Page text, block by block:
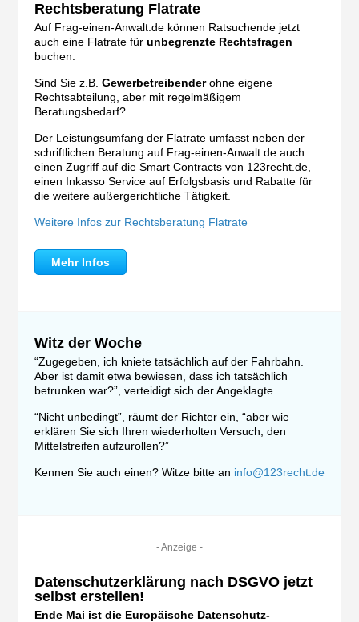
Rechtsberatung Flatrate
Auf Frag-einen-Anwalt.de können Ratsuchende jetzt
auch eine Flatrate für unbegrenzte Rechtsfragen
buchen.
Sind Sie z.B. Gewerbetreibenderohne eigene
Rechtsabteilung, aber mit regelmäßigem
Beratungsbedarf?
Der Leistungsumfang der Flatrate umfasst neben der
schriftlichen Beratung auf Frag-einen-Anwalt.de auch
einen Zugriff auf die Smart Contracts von 123recht.de,
einen Inkasso Service auf Erfolgsbasis und Rabatte für
die weitere außergerichtliche Tätigkeit.
Weitere Infos zur Rechtsberatung Flatrate
Mehr Infos
Witz der Woche
“Zugegeben, ich kniete tatsächlich auf der Fahrbahn.
Aber ist damit etwa bewiesen, dass ich tatsächlich
betrunken war?”, verteidigt sich der Angeklagte.
“Nicht unbedingt”, räumt der Richter ein, “aber wie
erklären Sie sich Ihren wiederholten Versuch, den
Mittelstreifen aufzurollen?”
Kennen Sie auch einen? Witze bitte an info@123recht.de
- Anzeige -
Datenschutzerklärung nach DSGVO jetzt
selbst erstellen!
Ende Mai ist die Europäische Datenschutz-